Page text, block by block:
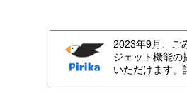
2023年9月、ご
ジェット機能の
いただけます。